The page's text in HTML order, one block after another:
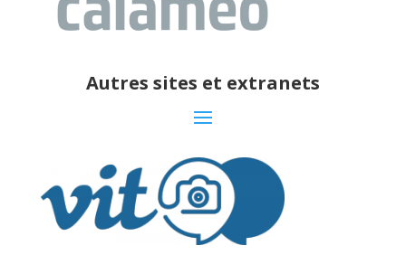
Autres sites et extranets